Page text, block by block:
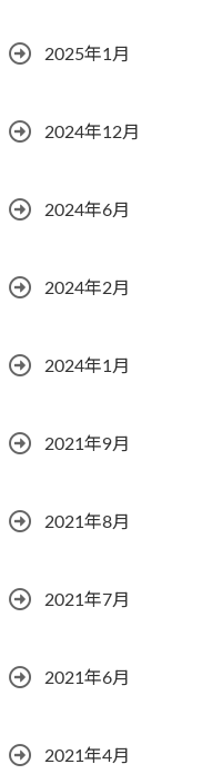
2025年1月
2024年12月
2024年6月
2024年2月
2024年1月
2021年9月
2021年8月
2021年7月
2021年6月
2021年4月